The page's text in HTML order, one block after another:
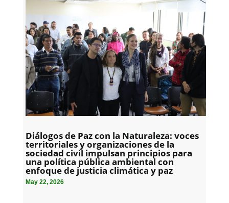
Diálogos de Paz con la Naturaleza: voces
territoriales y organizaciones de la
sociedad civil impulsan principios para
una política pública ambiental con
enfoque de justicia climática y paz
May 22, 2026